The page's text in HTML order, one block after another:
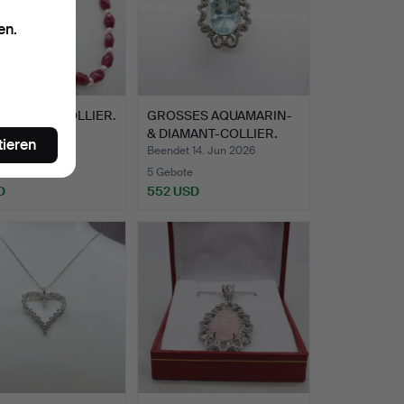
PERLENCOLLIER.
18. Jun 2026
GROSSES AQUAMARIN-
& DIAMANT-COLLIER.
Beendet 14. Jun 2026
5 Gebote
552 USD